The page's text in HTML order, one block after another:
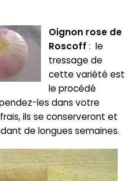
Oignon rose de
Roscoff : le
tressage de
cette variété est
le procédé
les dans votre
ils se conserveront et
de longues semaines.